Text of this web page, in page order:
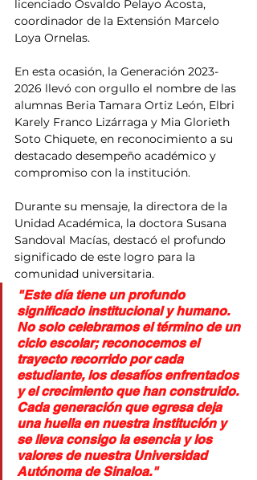
licenciado Osvaldo Pelayo Acosta,
coordinador de la Extensión Marcelo
Loya Ornelas.
En esta ocasión, la Generación 2023-
2026 llevó con orgullo el nombre de las
alumnas Beria Tamara Ortiz León, Elbri
Karely Franco Lizárraga y Mia Glorieth
Soto Chiquete, en reconocimiento a su
destacado desempeño académico y
compromiso con la institución.
Durante su mensaje, la directora de la
Unidad Académica, la doctora Susana
Sandoval Macías, destacó el profundo
significado de este logro para la
comunidad universitaria.
"Este día tiene un profundo
significado institucional y humano.
No solo celebramos el término de un
ciclo escolar; reconocemos el
trayecto recorrido por cada
estudiante, los desafíos enfrentados
y el crecimiento que han construido.
Cada generación que egresa deja
una huella en nuestra institución y
se lleva consigo la esencia y los
valores de nuestra Universidad
Autónoma de Sinaloa."